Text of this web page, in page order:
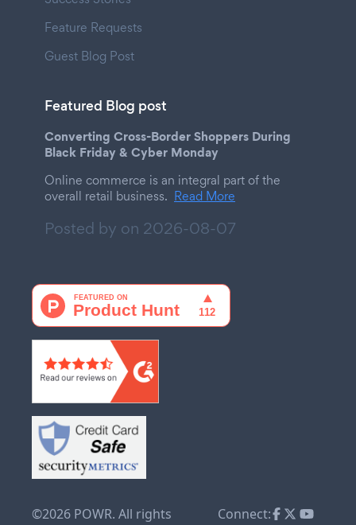
Feature Requests
Guest Blog Post
Featured Blog post
Converting Cross-Border Shoppers During
Black Friday & Cyber Monday
Online commerce is an integral part of the
overall retail business. Read More
Posted by on 2026-08-07
©2026 POWR. All rights
Connect: